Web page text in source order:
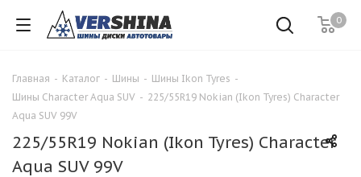
0
Главная - Каталог - Шины - Шины Ikon Tyres -
Шины Character Aqua SUV - 225/55R19 Nokian (Ikon Tyres) Character
Aqua SUV 99V
225/55R19 Nokian (Ikon Tyres) Character
Aqua SUV 99V